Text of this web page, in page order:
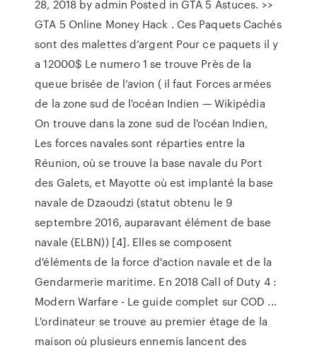
28, 2018 by admin Posted in GTA 5 Astuces. >>
GTA 5 Online Money Hack . Ces Paquets Cachés
sont des malettes d’argent Pour ce paquets il y
a 12000$ Le numero 1 se trouve Près de la
queue brisée de l’avion ( il faut Forces armées
de la zone sud de l'océan Indien — Wikipédia
On trouve dans la zone sud de l'océan Indien,
Les forces navales sont réparties entre la
Réunion, où se trouve la base navale du Port
des Galets, et Mayotte où est implanté la base
navale de Dzaoudzi (statut obtenu le 9
septembre 2016, auparavant élément de base
navale (ELBN)) [4]. Elles se composent
d'éléments de la force d'action navale et de la
Gendarmerie maritime. En 2018 Call of Duty 4 :
Modern Warfare - Le guide complet sur COD ...
L'ordinateur se trouve au premier étage de la
maison où plusieurs ennemis lancent des